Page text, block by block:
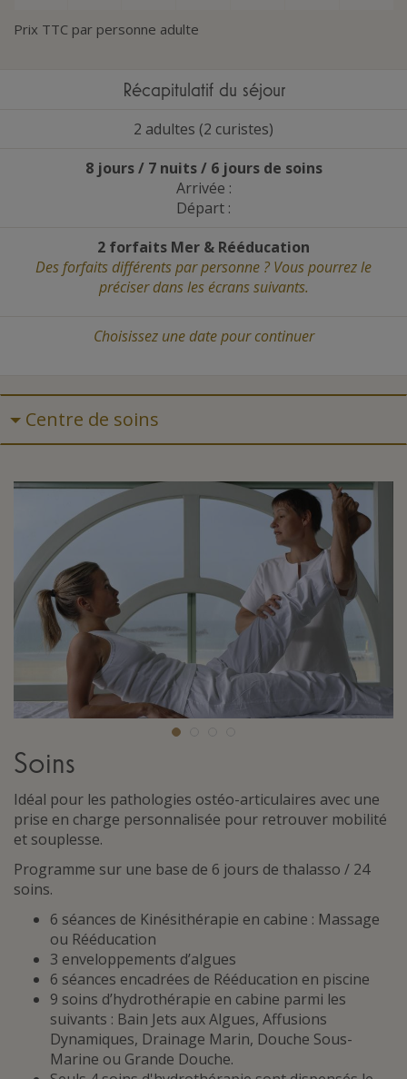
Prix TTC par personne adulte
Récapitulatif du séjour
2 adultes (2 curistes)
8 jours / 7 nuits / 6 jours de soins
Arrivée :
Départ :
2 forfaits Mer & Rééducation
Des forfaits différents par personne ? Vous pourrez le
préciser dans les écrans suivants.
Choisissez une datepour continuer
Centre de soins
Soins
Idéal pour les pathologies ostéo-articulaires avec une
prise en charge personnalisée pour retrouver mobilité
et souplesse.
Programme sur une base de 6 jours de thalasso / 24
soins.
6 séances de Kinésithérapie en cabine : Massage
ou Rééducation
3 enveloppements d’algues
6 séances encadrées de Rééducation en piscine
9 soins d’hydrothérapie en cabine parmi les
suivants : Bain Jets aux Algues, Affusions
Dynamiques, Drainage Marin, Douche Sous-
Marine ou Grande Douche.